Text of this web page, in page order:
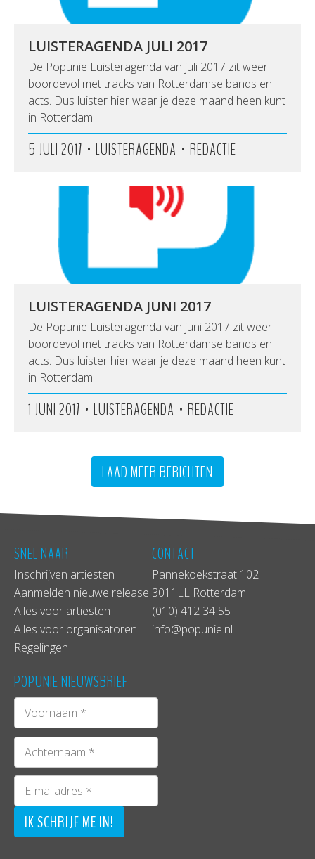
LUISTERAGENDA JULI 2017
De Popunie Luisteragenda van juli 2017 zit weer
boordevol met tracks van Rotterdamse bands en
acts. Dus luister hier waar je deze maand heen kunt
in Rotterdam!
5 JULI 2017 • LUISTERAGENDA • REDACTIE
LUISTERAGENDA JUNI 2017
De Popunie Luisteragenda van juni 2017 zit weer
boordevol met tracks van Rotterdamse bands en
acts. Dus luister hier waar je deze maand heen kunt
in Rotterdam!
1 JUNI 2017 • LUISTERAGENDA • REDACTIE
LAAD MEER BERICHTEN
SNEL NAAR
Inschrijven artiesten
Aanmelden nieuwe release
Alles voor artiesten
Alles voor organisatoren
Regelingen
CONTACT
Pannekoekstraat 102
3011LL Rotterdam
(010) 412 34 55
info@popunie.nl
POPUNIE NIEUWSBRIEF